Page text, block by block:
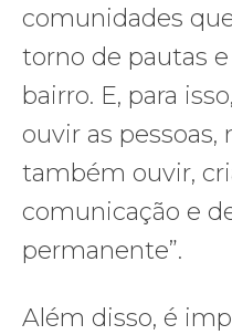
comunidades
torno de pautas
bairro. E, para
ouvir as pessoas,
também ouvir,
comunicação e
permanente”.
Além disso, é